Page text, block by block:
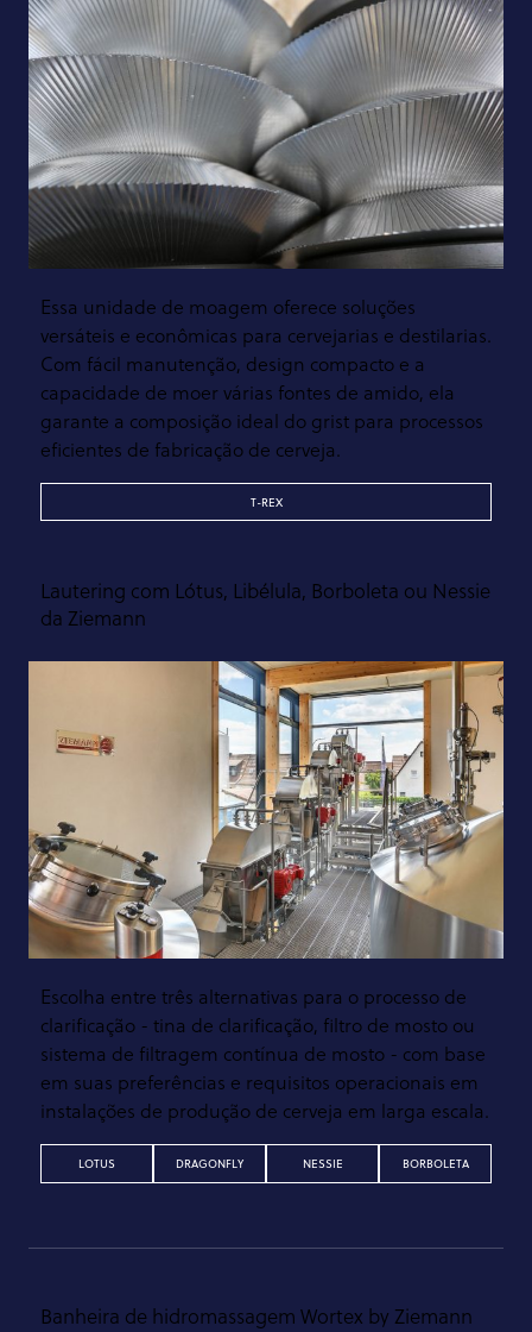
Essa unidade de moagem oferece soluções
versáteis e econômicas para cervejarias e destilarias.
Com fácil manutenção, design compacto e a
capacidade de moer várias fontes de amido, ela
garante a composição ideal do grist para processos
eficientes de fabricação de cerveja.
T-REX
Lautering com Lótus, Libélula, Borboleta ou Nessie
da Ziemann
Escolha entre três alternativas para o processo de
clarificação - tina de clarificação, filtro de mosto ou
sistema de filtragem contínua de mosto - com base
em suas preferências e requisitos operacionais em
instalações de produção de cerveja em larga escala.
LOTUS DRAGONFLY NESSIE BORBOLETA
Banheira de hidromassagem Wortex by Ziemann